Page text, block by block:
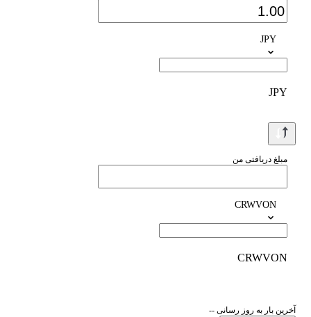
JPY
JPY
مبلغ دریافتی من
CRWVON
CRWVON
آخرین بار به روز رسانی --